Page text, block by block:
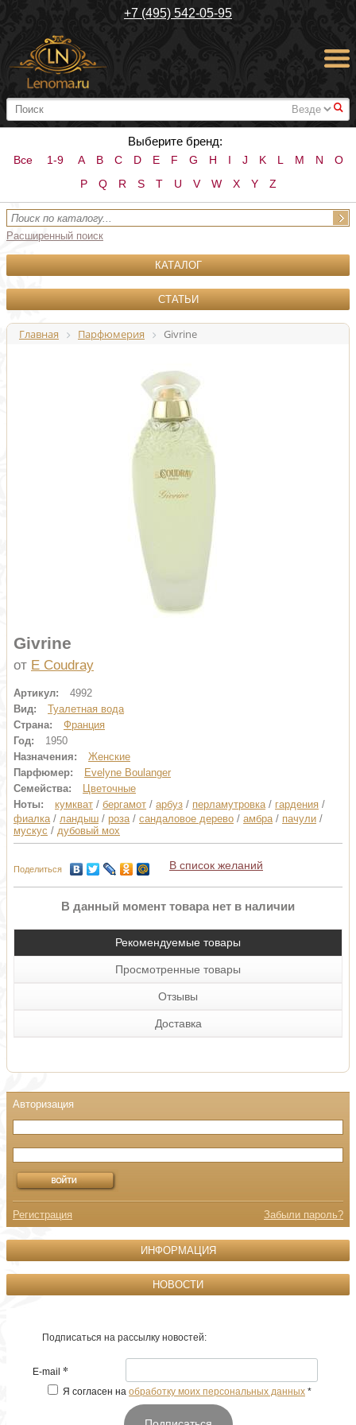
+7 (495) 542-05-95
#
Выберите бренд:
Все 1-9 A B C D E F G H I J K L M N
O
P
Q R S T U V W X Y Z
Расширенный поиск
КАТАЛОГ
СТАТЬИ
Главная Парфюмерия Givrine
Givrine
от E Coudray
Артикул:
4992
Вид:
Туалетная вода
Страна:
Франция
Год:
1950
Назначения:
Женские
Парфюмер:
Evelyne Boulanger
Семейства:
Цветочные
Ноты:
кумкват / бергамот / арбуз / перламутровка/ гардения /
фиалка/ ландыш / роза/ сандаловое дерево / амбра/ пачули /
мускус / дубовый мох
Поделиться В список желаний
В данный момент товара нет в наличии
Рекомендуемые товары
Просмотренные товары
Отзывы
Доставка
Регистрация Забыли пароль?
ИНФОРМАЦИЯ
НОВОСТИ
Подписаться на рассылку новостей:
E-mail *
Я согласен на обработку моих персональных данных *